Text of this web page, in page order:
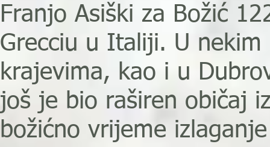
Franjo Asiški za Božić
Grecciu u Italiji. U nekim
krajevima, kao i u
još je bio raširen običaj
božićno vrijeme